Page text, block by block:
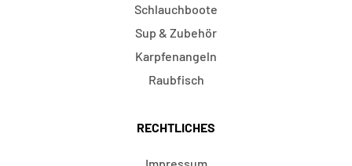
Schlauchboote
Sup & Zubehör
Karpfenangeln
Raubfisch
RECHTLICHES
Impressum